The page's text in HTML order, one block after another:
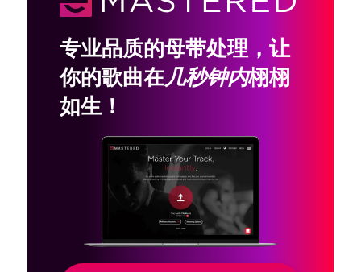
专业品质的母带处理，让
你的歌曲在几秒钟内栩栩
如生！